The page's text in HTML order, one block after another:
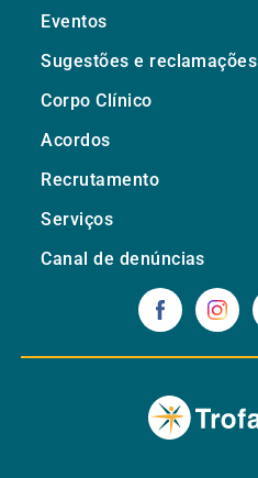
Eventos
Sugestões e reclamações
Corpo Clínico
Acordos
Recrutamento
Serviços
Canal de denúncias